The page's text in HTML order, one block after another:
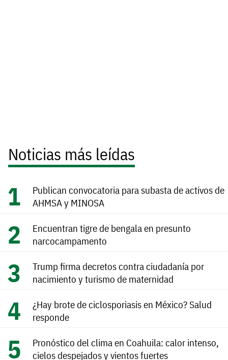
Noticias más leídas
Publican convocatoria para subasta de activos de
AHMSA y MINOSA
Encuentran tigre de bengala en presunto
narcocampamento
Trump firma decretos contra ciudadanía por
nacimiento y turismo de maternidad
¿Hay brote de ciclosporiasis en México? Salud
responde
Pronóstico del clima en Coahuila: calor intenso,
cielos despejados y vientos fuertes